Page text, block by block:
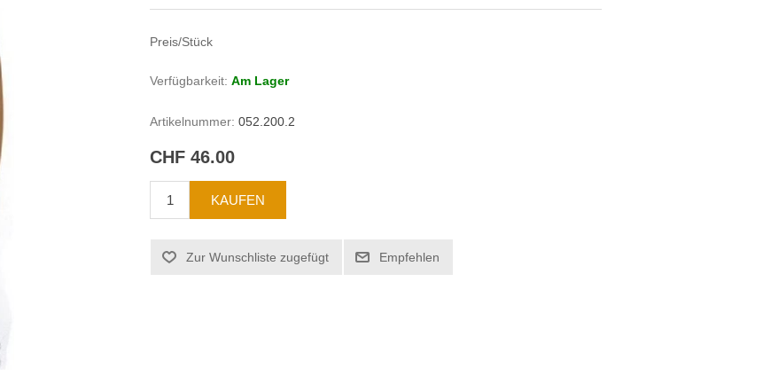
Preis/Stück
Verfügbarkeit: Am Lager
Artikelnummer: 052.200.2
CHF 46.00